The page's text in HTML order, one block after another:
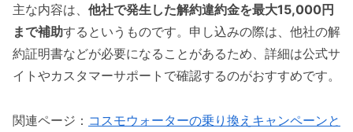
主な内容は、 他社で発生した解約違約金を最大15,000円
まで補助するというものです。申し込みの際は、他社の解
約証明書などが必要になることがあるため、詳細は公式サ
イトやカスタマーサポートで確認するのがおすすめです。
関連ページ： コスモウォーターの乗り換えキャンペーンと